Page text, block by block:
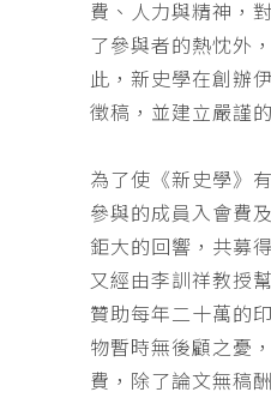
費、人力與精神，
了參與者的熱忱外
此，新史學在創辦
徵稿，並建立嚴謹
為了使《新史學》
參與的成員入會費
鉅大的回響，共募
又經由李訓祥教授
贊助每年二十萬的
物暫時無後顧之憂
費，除了論文無稿